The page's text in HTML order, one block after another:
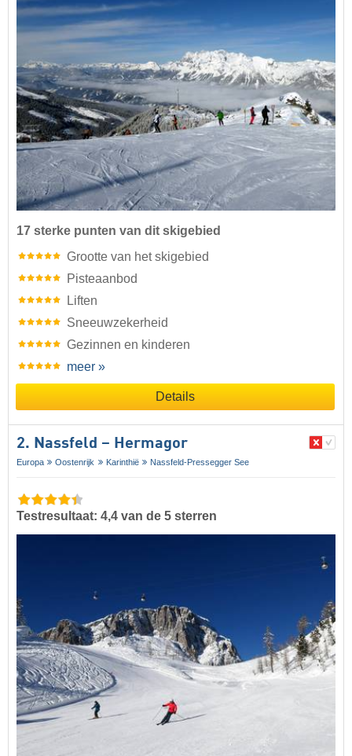
17 sterke punten van dit skigebied
Grootte van het skigebied
Pisteaanbod
Liften
Sneeuwzekerheid
Gezinnen en kinderen
meer »
Details
2. Nassfeld – Hermagor
Europa Oostenrijk Karinthië Nassfeld-Pressegger See
Testresultaat: 4,4 van de 5 sterren